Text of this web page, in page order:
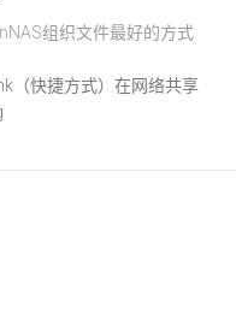
组织文件最好的方式
（快捷方式）在网络共享